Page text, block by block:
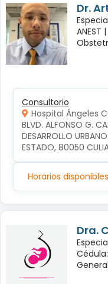
Dr.
ANEST |
Consultorio
Hospital Ángeles
BLVD. ALFONSO G.
DESARROLLO
ESTADO, 80050
Horarios disponibles
Dra.
Cédula: